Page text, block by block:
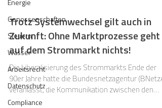
Energie
Genossenschaften
Steuern
Wasser
Arbeitsrecht
Datenschutz
Compliance
Trotz Systemwechsel gilt auch in
Zukunft: Ohne Marktprozesse geht
auf dem Strommarkt nichts!
Die Liberalisierung des Strommarkts Ende der
90er Jahre hatte die Bundesnetzagentur (BNetzA)
veranlasst, die Kommunikation zwischen den
Marktbeteiligten (Netzbetreiber und Lieferanten)